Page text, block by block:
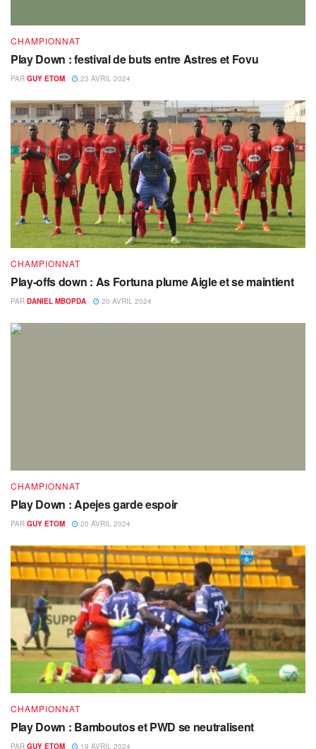
CHAMPIONNAT
Play Down : festival de buts entre Astres et Fovu
PAR GUY ETOM 23 AVRIL 2024
CHAMPIONNAT
Play-offs down : As Fortuna plume Aigle et se maintient
PAR DANIEL MBOPDA 20 AVRIL 2024
CHAMPIONNAT
Play Down : Apejes garde espoir
PAR GUY ETOM 20 AVRIL 2024
CHAMPIONNAT
Play Down : Bamboutos et PWD se neutralisent
PAR GUY ETOM 19 AVRIL 2024